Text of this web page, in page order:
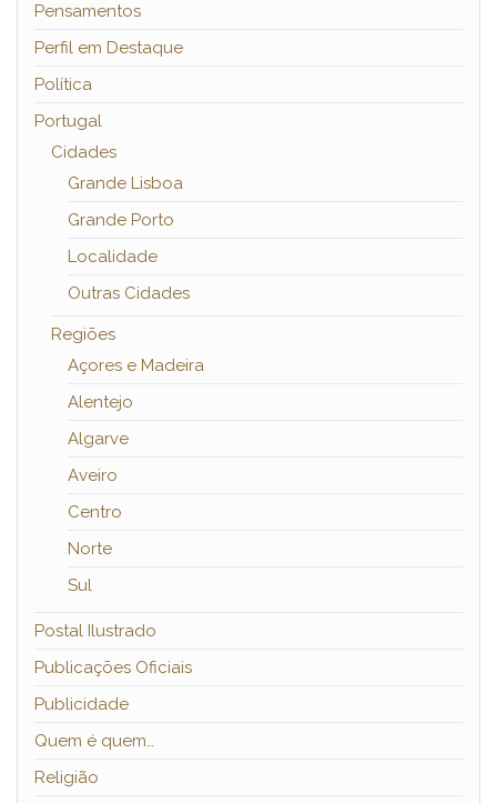
Pensamentos
Perfil em Destaque
Política
Portugal
Cidades
Grande Lisboa
Grande Porto
Localidade
Outras Cidades
Regiões
Açores e Madeira
Alentejo
Algarve
Aveiro
Centro
Norte
Sul
Postal Ilustrado
Publicações Oficiais
Publicidade
Quem é quem…
Religião